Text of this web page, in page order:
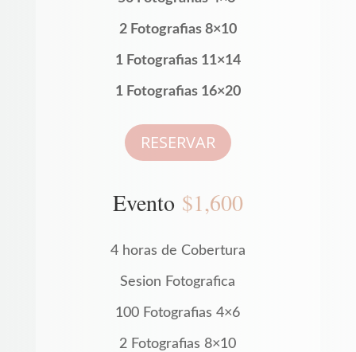
2 Fotografias 8×10
1 Fotografias 11×14
1 Fotografias 16×20
RESERVAR
Evento $1,600
4 horas de Cobertura
Sesion Fotografica
100 Fotografias 4×6
2 Fotografias 8×10